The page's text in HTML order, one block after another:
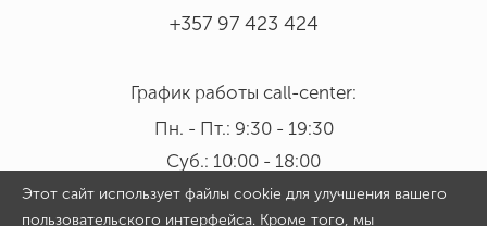
+357 97 423 424
График работы call-center:
Пн. - Пт.: 9:30 - 19:30
Суб.: 10:00 - 18:00
Этот сайт использует файлы cookie для улучшения вашего
пользовательского интерфейса. Кроме того, мы